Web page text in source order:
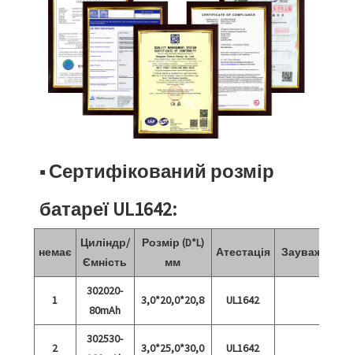
■ Сертифікований розмір
батареї UL1642:
немає
Циліндр/
Ємність
Розмір (D*L)
мм
Атестація Зауваження
1
302020-
80mAh
3,0*20,0*20,8 UL1642
2
302530-
3,0*25,0*30,0 UL1642